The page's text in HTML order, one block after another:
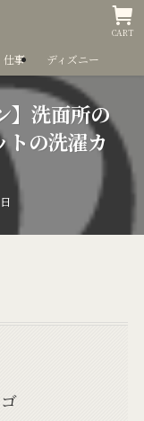
CART
仕事 ディズニー
】洗面所の
トの洗濯カ